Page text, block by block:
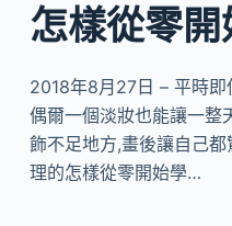
怎樣從零
2018年8月27日 – 平時即
偶爾一個淡妝也能讓一整
飾不足地方,畫後讓自己
理的怎樣從零開始學…